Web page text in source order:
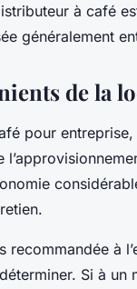
à café
généralement
de la
pour
recommandée à
Si à